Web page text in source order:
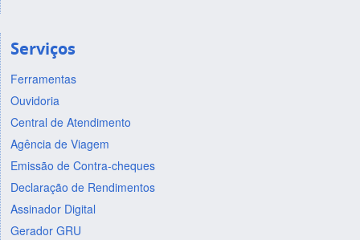
Serviços
Ferramentas
Ouvidoria
Central de Atendimento
Agência de Viagem
Emissão de Contra-cheques
Declaração de Rendimentos
Assinador Digital
Gerador GRU